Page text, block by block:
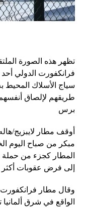
فرانكفورت الدولي
سياج الأسلاك المحيط
طريقهم لإلصاق
برس
أوقف مطار لايبزيج/
مبكر من صباح اليوم
المطار كجزء من
إلى فرض عقوبات أكثر
وقال مطار
الواقع في شرق